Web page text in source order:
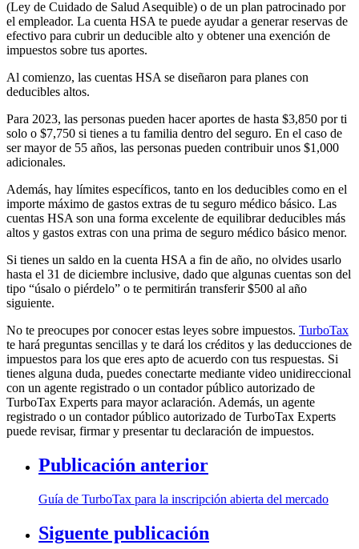
(Ley de Cuidado de Salud Asequible) o de un plan patrocinado por
el empleador. La cuenta HSA te puede ayudar a generar reservas de
efectivo para cubrir un deducible alto y obtener una exención de
impuestos sobre tus aportes.
Al comienzo, las cuentas HSA se diseñaron para planes con
deducibles altos.
Para 2023, las personas pueden hacer aportes de hasta $3,850 por ti
solo o $7,750 si tienes a tu familia dentro del seguro. En el caso de
ser mayor de 55 años, las personas pueden contribuir unos $1,000
adicionales.
Además, hay límites específicos, tanto en los deducibles como en el
importe máximo de gastos extras de tu seguro médico básico. Las
cuentas HSA son una forma excelente de equilibrar deducibles más
altos y gastos extras con una prima de seguro médico básico menor.
Si tienes un saldo en la cuenta HSA a fin de año, no olvides usarlo
hasta el 31 de diciembre inclusive, dado que algunas cuentas son del
tipo “úsalo o piérdelo” o te permitirán transferir $500 al año
siguiente.
No te preocupes por conocer estas leyes sobre impuestos. TurboTax
te hará preguntas sencillas y te dará los créditos y las deducciones de
impuestos para los que eres apto de acuerdo con tus respuestas. Si
tienes alguna duda, puedes conectarte mediante video unidireccional
con un agente registrado o un contador público autorizado de
TurboTax Experts para mayor aclaración. Además, un agente
registrado o un contador público autorizado de TurboTax Experts
puede revisar, firmar y presentar tu declaración de impuestos.
Publicación anterior
Guía de TurboTax para la inscripción abierta del mercado
Siguente publicación